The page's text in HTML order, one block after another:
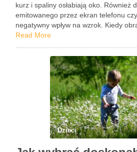
kurz i spaliny osłabiają oko. Również
emitowanego przez ekran telefonu
negatywny wpływ na wzrok. Kiedy
nie jest odpowiednio skupiany, obraz
Read More
Dzieci